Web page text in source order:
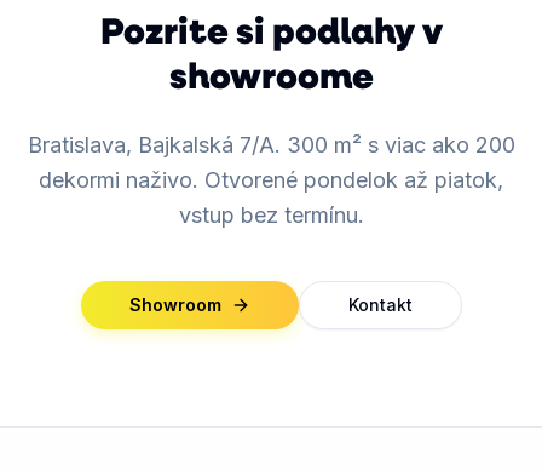
Pozrite si podlahy v
showroome
Bratislava, Bajkalská 7/A. 300 m² s viac ako 200
dekormi naživo. Otvorené pondelok až piatok,
vstup bez termínu.
Showroom Kontakt